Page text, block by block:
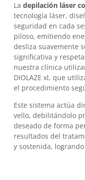
La depilación láser
tecnología láser,
seguridad en cada
piloso, emitiendo
desliza suavemente
significativa y
nuestra clínica
DIOLAZE xl, que
el procedimiento
Este sistema actúa
vello, debilitándolo
deseado de forma
resultados del
y sostenida,